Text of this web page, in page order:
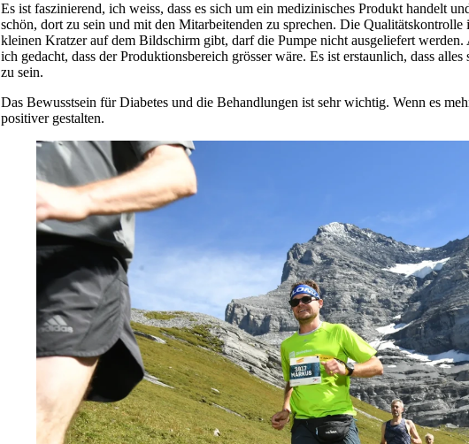
Es ist faszinierend, ich weiss, dass es sich um ein medizinisches Produkt handelt
schön, dort zu sein und mit den Mitarbeitenden zu sprechen. Die Qualitätskontrolle
kleinen Kratzer auf dem Bildschirm gibt, darf die Pumpe nicht ausgeliefert
ich gedacht, dass der Produktionsbereich grösser wäre. Es ist erstaunlich, dass
zu sein.
Das Bewusstsein für Diabetes und die Behandlungen ist sehr wichtig. Wenn es
positiver gestalten.